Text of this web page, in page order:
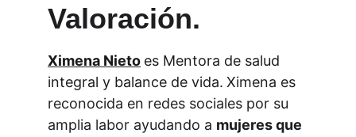
Valoración.
Ximena Nieto es Mentora de salud
integral y balance de vida. Ximena es
reconocida en redes sociales por su
amplia labor ayudando a mujeres que